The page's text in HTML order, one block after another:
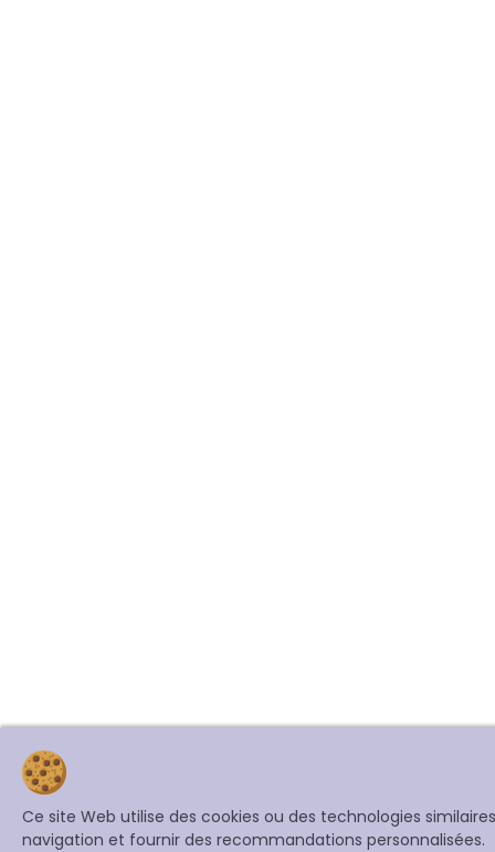
Ce site Web utilise des cookies ou des technologies
navigation et fournir des recommandations personnalisées.